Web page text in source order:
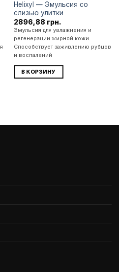
Helixyl — Эмульсия со
слизью улитки
2896,88 грн.
Эмульсия для увлажнения и
регенерации жирной кожи.
Способствует заживлению рубцов
и воспалений
В КОРЗИНУ